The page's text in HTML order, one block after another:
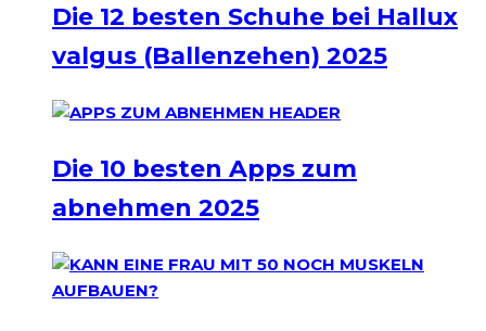
Die 12 besten Schuhe bei Hallux
valgus (Ballenzehen) 2025
Die 10 besten Apps zum
abnehmen 2025